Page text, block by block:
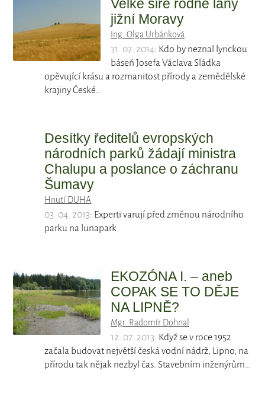
Velké širé rodné lány
jižní Moravy
Ing. Olga Urbánková
31. 07. 2014: Kdo by neznal lyrickou
báseň Josefa Václava Sládka
opěvující krásu a rozmanitost přírody a zemědělské
krajiny České…
Desítky ředitelů evropských
národních parků žádají ministra
Chalupu a poslance o záchranu
Šumavy
Hnutí DUHA
03. 04. 2013: Experti varují před změnou národního
parku na lunapark.
EKOZÓNA I. – aneb
COPAK SE TO DĚJE
NA LIPNĚ?
Mgr. Radomír Dohnal
12. 07. 2013: Když se v roce 1952
začala budovat největší česká vodní nádrž, Lipno, na
přírodu tak nějak nezbyl čas. Stavebním inženýrům…